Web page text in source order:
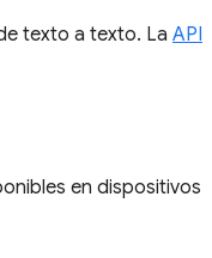
texto a texto. La API
en dispositivos